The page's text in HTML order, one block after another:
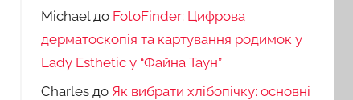
Michael до FotoFinder: Цифрова
дерматоскопія та картування родимок у
Lady Esthetic у “Файна Таун”
Charlesдо Як вибрати хлібопічку: основні